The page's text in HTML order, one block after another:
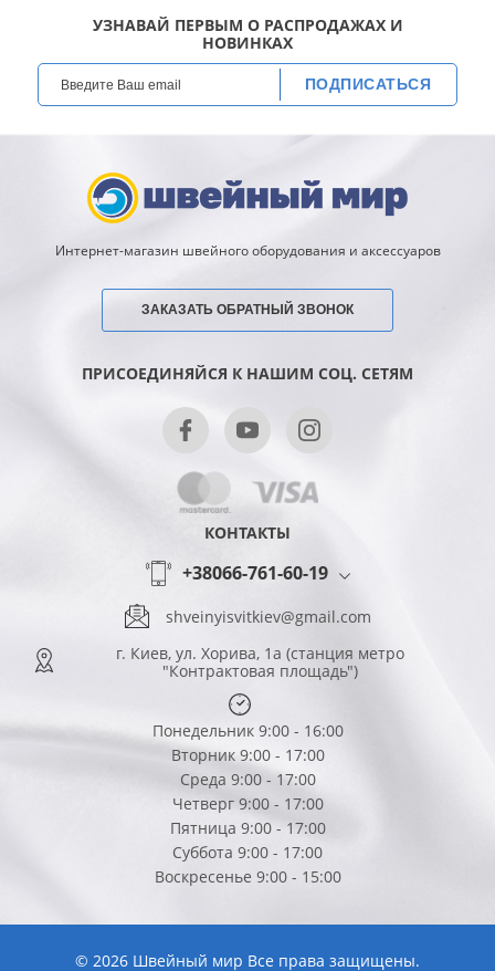
УЗНАВАЙ ПЕРВЫМ О РАСПРОДАЖАХ И
НОВИНКАХ
ПОДПИСАТЬСЯ
Интернет-магазин швейного оборудования и аксессуаров
ЗАКАЗАТЬ ОБРАТНЫЙ ЗВОНОК
ПРИСОЕДИНЯЙСЯ К НАШИМ СОЦ. СЕТЯМ
КОНТАКТЫ
+38066-761-60-19
shveinyisvitkiev@gmail.com
г. Киев, ул. Хорива, 1а (станция метро
"Контрактовая площадь")
Понедельник 9:00 - 16:00
Вторник 9:00 - 17:00
Среда 9:00 - 17:00
Четверг 9:00 - 17:00
Пятница 9:00 - 17:00
Суббота 9:00 - 17:00
Воскресенье 9:00 - 15:00
© 2026 Швейный мир Все права защищены.